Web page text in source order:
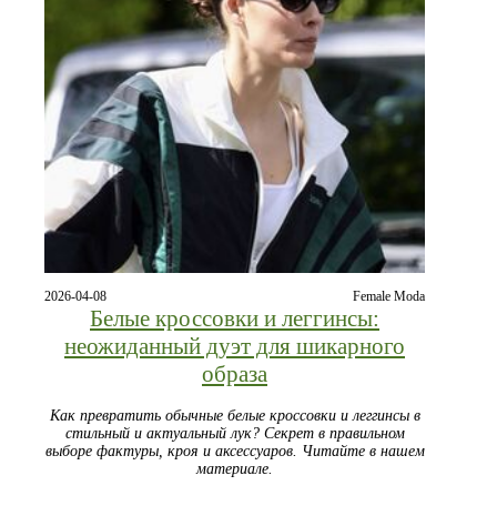
2026-04-08 Female Moda
Белые кроссовки и леггинсы:
неожиданный дуэт для шикарного
образа
Как превратить обычные белые кроссовки и леггинсы в
стильный и актуальный лук? Секрет в правильном
выборе фактуры, кроя и аксессуаров. Читайте в нашем
материале.